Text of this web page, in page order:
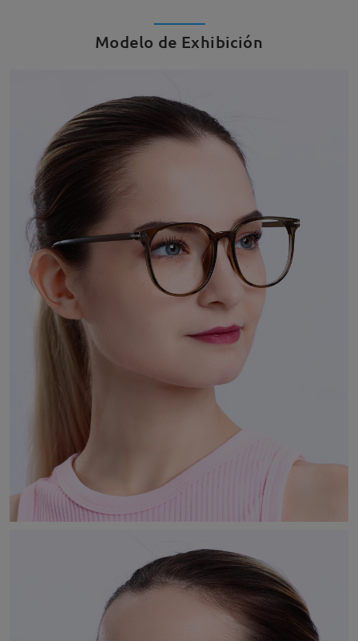
Modelo de Exhibición